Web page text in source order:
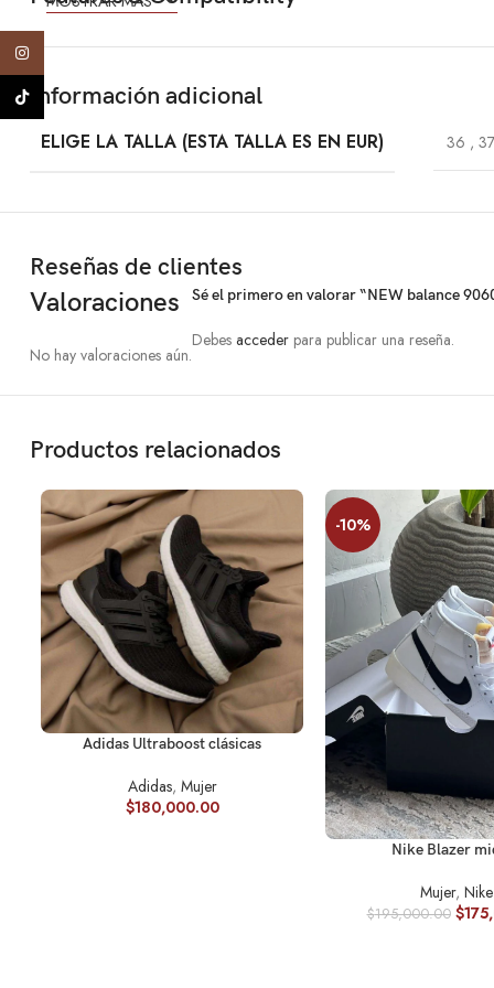
Información adicional
ELIGE LA TALLA (ESTA TALLA ES EN EUR) 36 , 37
Reseñas de clientes
Valoraciones
No hay valoraciones aún.
Sé el primero en valorar “NEW balance
Debes acceder para publicar una reseña.
Productos relacionados
SELECCIONAR OPCIONES
Adidas Ultraboost clásicas
Adidas, Mujer
$180,000.00
-10%
SELECCIONARNike Blazer
Mujer, Nike
$195,000.00 $
Instagram
TikTok